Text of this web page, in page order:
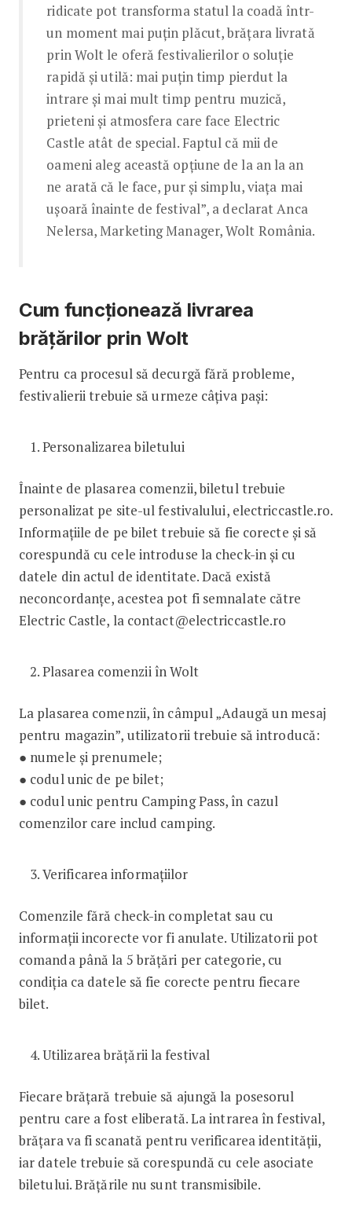
ridicate pot transforma statul la coadă într-
un moment mai puțin plăcut, brățara livrată
prin Wolt le oferă festivalierilor o soluție
rapidă și utilă: mai puțin timp pierdut la
intrare și mai mult timp pentru muzică,
prieteni și atmosfera care face Electric
Castle atât de special. Faptul că mii de
oameni aleg această opțiune de la an la an
ne arată că le face, pur și simplu, viața mai
ușoară înainte de festival”, a declarat Anca
Nelersa, Marketing Manager, Wolt România.
Cum funcționează livrarea
brățărilor prin Wolt
Pentru ca procesul să decurgă fără probleme,
festivalierii trebuie să urmeze câțiva pași:
Personalizarea biletului
Înainte de plasarea comenzii, biletul trebuie
personalizat pe site-ul festivalului, electriccastle.ro.
Informațiile de pe bilet trebuie să fie corecte și să
corespundă cu cele introduse la check-in și cu
datele din actul de identitate. Dacă există
neconcordanțe, acestea pot fi semnalate către
Electric Castle, la contact@electriccastle.ro
Plasarea comenzii în Wolt
La plasarea comenzii, în câmpul „Adaugă un mesaj
pentru magazin”, utilizatorii trebuie să introducă:
● numele și prenumele;
● codul unic de pe bilet;
● codul unic pentru Camping Pass, în cazul
comenzilor care includ camping.
Verificarea informațiilor
Comenzile fără check-in completat sau cu
informații incorecte vor fi anulate. Utilizatorii pot
comanda până la 5 brățări per categorie, cu
condiția ca datele să fie corecte pentru fiecare
bilet.
Utilizarea brățării la festival
Fiecare brățară trebuie să ajungă la posesorul
pentru care a fost eliberată. La intrarea în festival,
brățara va fi scanată pentru verificarea identității,
iar datele trebuie să corespundă cu cele asociate
biletului. Brățările nu sunt transmisibile.